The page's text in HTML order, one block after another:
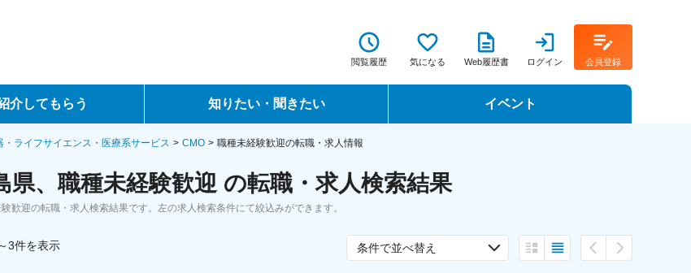
閲覧履歴 気になる Web履歴書 ログイン 会員登録
介してもらう
ビス
知りたい・聞きたい
転職ノウハウ
データで見る転職
イベント
転職フェア
・ライフサイエンス・医療系サービス CMO 職種未経験歓迎の転職・求人情報
県、職種未経験歓迎 の転職・求人検索結果
歓迎の転職・求人検索結果です。左の求人検索条件にて絞込みができます。
3件を表示 条件で並べ替え